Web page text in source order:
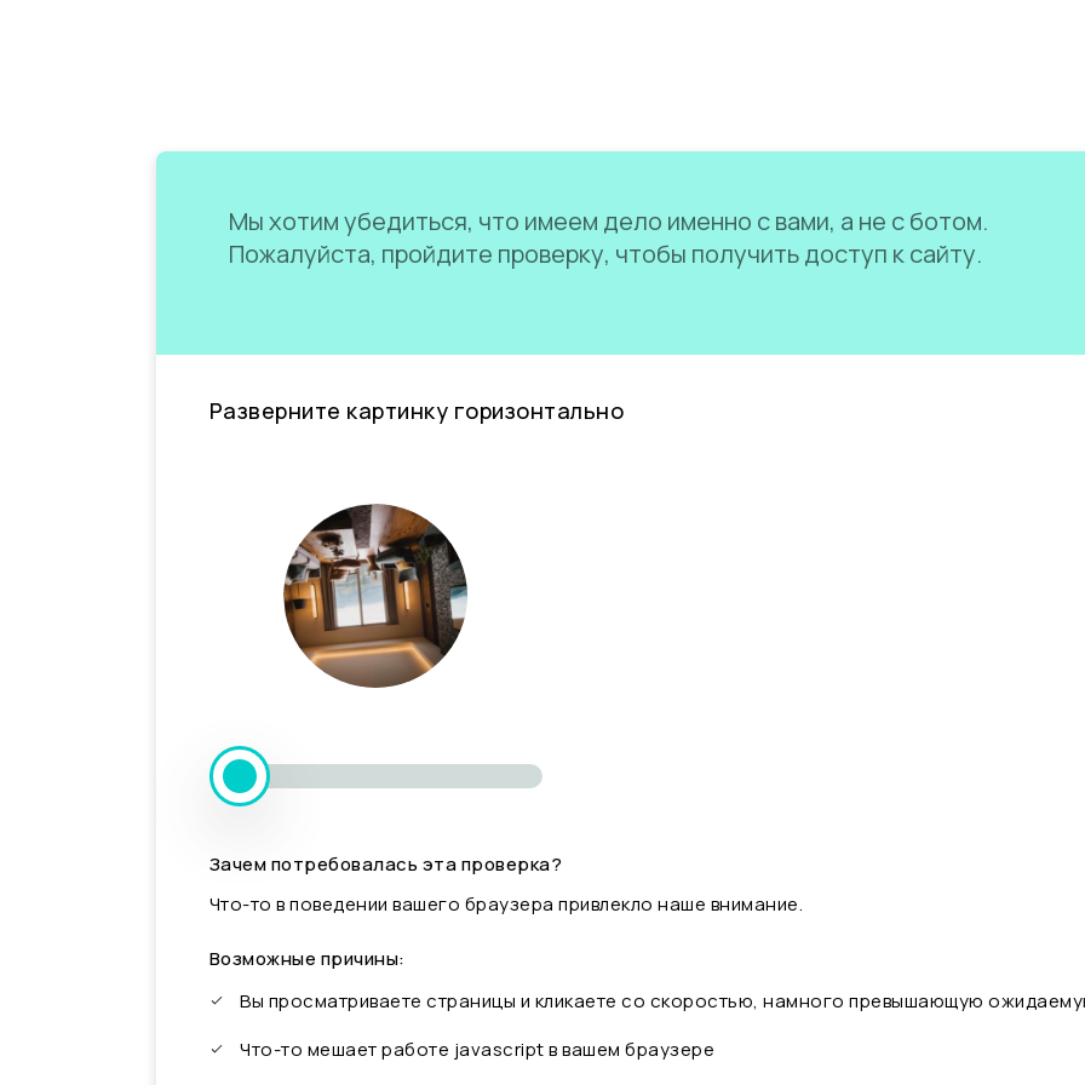
Мы хотим убедиться, что имеем дело именно с вами, а не с ботом.
Пожалуйста, пройдите проверку, чтобы получить доступ к сайту.
Разверните картинку горизонтально
Зачем потребовалась эта проверка?
Что-то в поведении вашего браузера привлекло наше внимание.
Возможные причины:
Вы просматриваете страницы и кликаете со скоростью, намного превышающую
Что-то мешает работе javascript в вашем браузере